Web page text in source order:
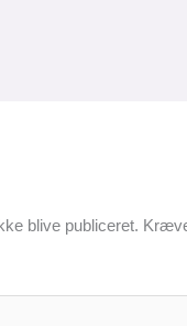
blive publiceret.